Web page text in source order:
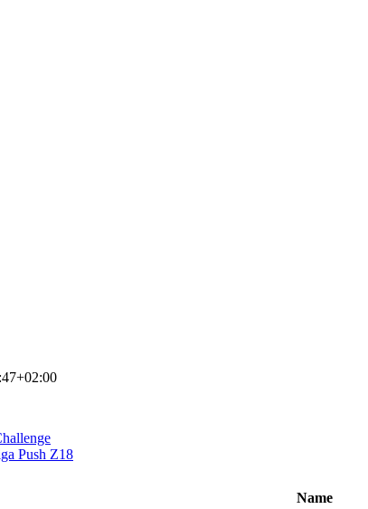
Push Z18
Name